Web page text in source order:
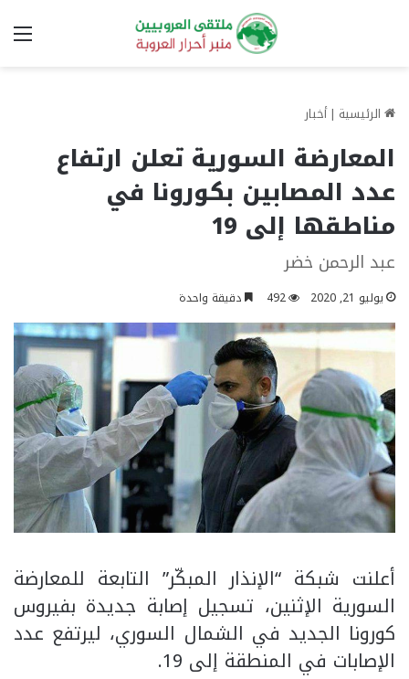
الرئيسية | أخبار
المعارضة السورية تعلن ارتفاع
عدد المصابين بكورونا في
مناطقها إلى 19
عبد الرحمن خضر
يوليو 21, 2020 492 دقيقة واحدة
أعلنت شبكة “الإنذار المبكّر” التابعة للمعارضة
السورية الإثنين، تسجيل إصابة جديدة بفيروس
كورونا الجديد في الشمال السوري، ليرتفع عدد
الإصابات في المنطقة إلى 19.